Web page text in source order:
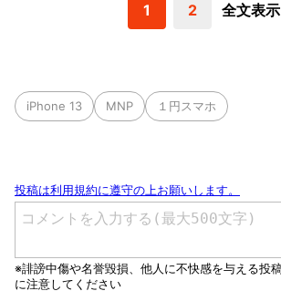
1 2 全文表示
iPhone 13 MNP １円スマホ